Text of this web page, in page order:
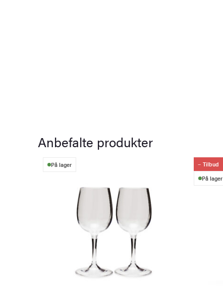
Anbefalte produkter
På lager
Tilbud
På lager